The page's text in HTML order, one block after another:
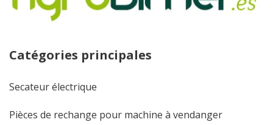
Catégories principales
Secateur électrique
Pièces de rechange pour machine à vendanger